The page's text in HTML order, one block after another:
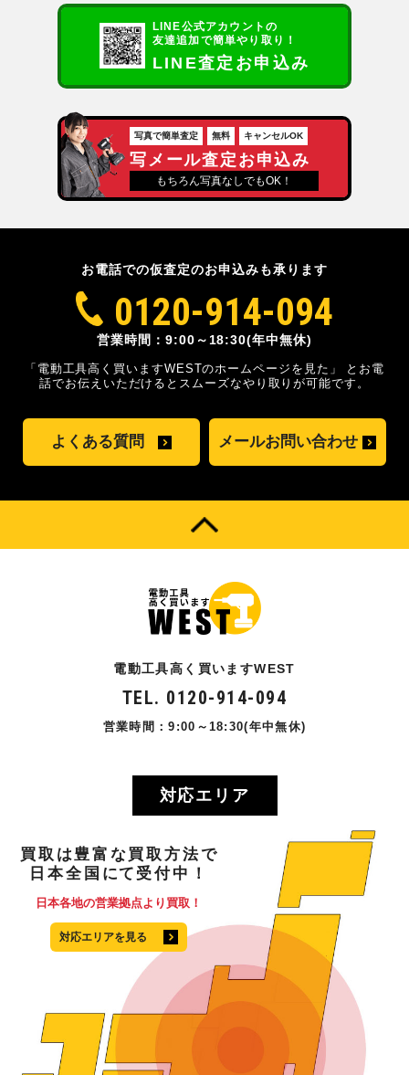
LINE公式アカウントの
友達追加で簡単やり取り！
LINE査定お申込み
写真で簡単査定 無料 キャンセルOK
写メール査定お申込み
もちろん写真なしでもOK！
お電話での仮査定のお申込みも承ります
0120-914-094
営業時間：9:00～18:30(年中無休)
「電動工具高く買いますWESTのホームページを見た」
とお電
話でお伝えいただけるとスムーズなやり取りが可能です。
よくある質問 メールお問い合わせ
電動工具高く買いますWEST
TEL. 0120-914-094
営業時間：9:00～18:30(年中無休)
対応エリア
買取 は 豊富な買取方法で
日本全国 にて 受付中！
日本各地の営業拠点より買取！
対応エリアを見る